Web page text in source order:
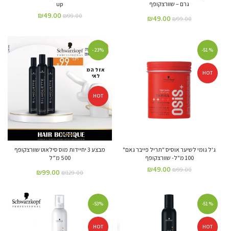
גרם – שוורצקופף
₪99.00
₪49.00
up
₪99.00
₪49.00
-51%
HOT
ג'ל גומי לשיער אוסיס "תריל פייבר גאם"
100 מ"ל- שוורצקופף
₪99.00
₪49.00
-23%
אזל המ
לאי
HOT
מבצע 3 יחיידות מוס סילאוט שוורצקופף
500 מ”ל
₪129.00
₪99.00
-51%
HOT
-53%
HOT